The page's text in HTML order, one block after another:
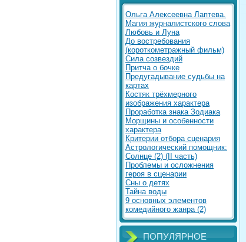
Ольга Алексеевна Лаптева.
Магия журналистского слова
Любовь и Луна
До востребования
(короткометражный фильм)
Сила созвездий
Притча о бочке
Предугадывание судьбы на
картах
Костяк трёхмерного
изображения характера
Проработка знака Зодиака
Морщины и особенности
характера
Критерии отбора сценария
Астрологический помощник:
Солнце (2) (II часть)
Проблемы и осложнения
героя в сценарии
Сны о детях
Тайна воды
9 основных элементов
комедийного жанра (2)
ПОПУЛЯРНОЕ